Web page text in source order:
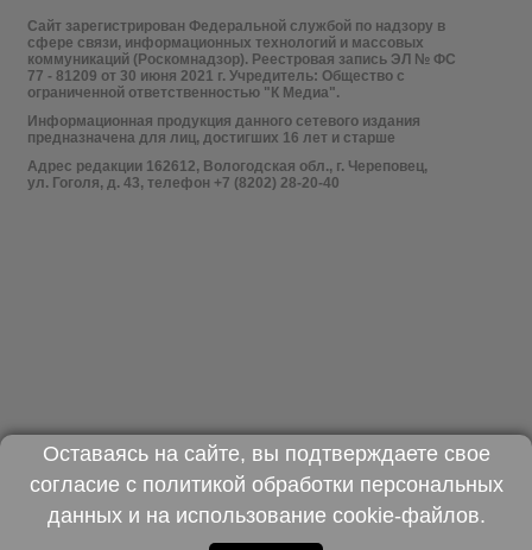
Сайт зарегистрирован Федеральной службой по надзору в
сфере связи, информационных технологий и массовых
коммуникаций (Роскомнадзор). Реестровая запись ЭЛ № ФС
77 - 81209 от 30 июня 2021 г. Учредитель: Общество с
ограниченной ответственностью "К Медиа".
Информационная продукция данного сетевого издания
предназначена для лиц, достигших 16 лет и старше
Адрес редакции 162612, Вологодская обл., г. Череповец,
ул. Гоголя, д. 43, телефон +7 (8202) 28-20-40
Оставаясь на сайте, вы подтверждаете свое
согласие с политикой обработки персональных
данныхи на использование cookie-файлов.